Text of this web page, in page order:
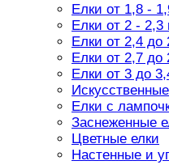
Елки от 1,8 -
Елки от 2 - 2,3
Елки от 2,4 до
Елки от 2,7 до
Елки от 3 до
Елки с
Заснеженные
Цветные елки
Настенные и